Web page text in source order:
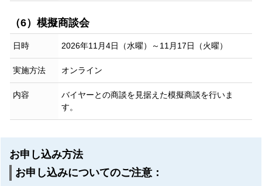
（6）模擬商談会
日時 2026年11月4日（水曜）～11月17日（火曜）
実施方法 オンライン
内容
バイヤーとの商談を見据えた模擬商談を行いま
す。
お申し込み方法
お申し込みについてのご注意：